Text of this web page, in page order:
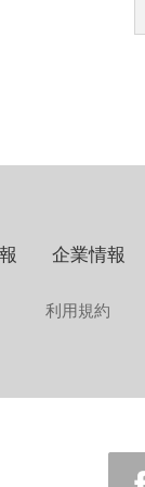
企業情報
利用規約